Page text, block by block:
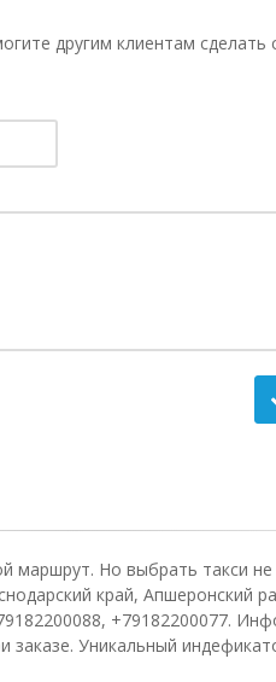
другим клиентам сделать
Но выбрать такси
край, Апшеронский
+79182200077.
заказе. Уникальный